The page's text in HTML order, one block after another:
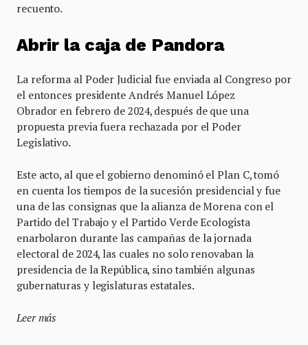
recuento.
Abrir la caja de Pandora
La reforma al Poder Judicial fue enviada al Congreso por
el entonces presidente Andrés Manuel López
Obrador en febrero de 2024, después de que una
propuesta previa fuera rechazada por el Poder
Legislativo.
Este acto, al que el gobierno denominó el Plan C, tomó
en cuenta los tiempos de la sucesión presidencial y fue
una de las consignas que la alianza de Morena con el
Partido del Trabajo y el Partido Verde Ecologista
enarbolaron durante las campañas de la jornada
electoral de 2024, las cuales no solo renovaban la
presidencia de la República, sino también algunas
gubernaturas y legislaturas estatales.
Leer más